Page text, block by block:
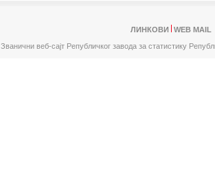
ЛИНКОВИ
WEB MAIL
Званични веб-сајт Републичког завода за статистику